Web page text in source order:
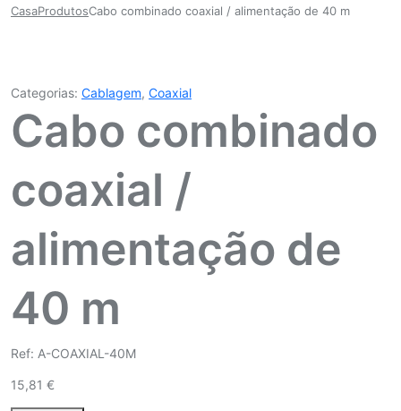
CasaProdutosCabo combinado coaxial / alimentação de 40 m
Categorias: Cablagem, Coaxial
Cabo combinado
coaxial /
alimentação de
40 m
Ref: A-COAXIAL-40M
15,81 €